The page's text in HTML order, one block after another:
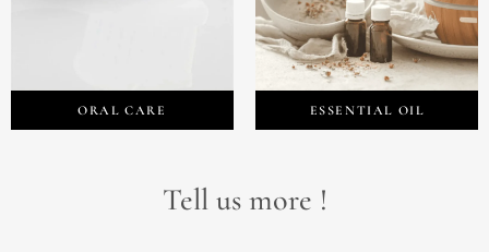
ORAL CARE ESSENTIAL OIL
Tell us more !